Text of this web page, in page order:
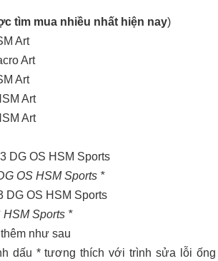
tìm mua nhiều nhất hiện nay)
Art
Art
Art
Art
Art
DG OS HSM Sports
OS HSM Sports *
DG OS HSM Sports
HSM Sports *
như sau
dấu * tương thích với trình sửa lỗi